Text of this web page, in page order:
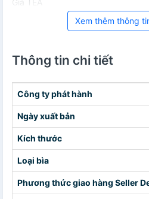
Xem thêm thông
Thông tin chi tiết
Công ty phát hành
Ngày xuất bản
Kích thước
Loại bìa
Phương thức giao hàng Seller